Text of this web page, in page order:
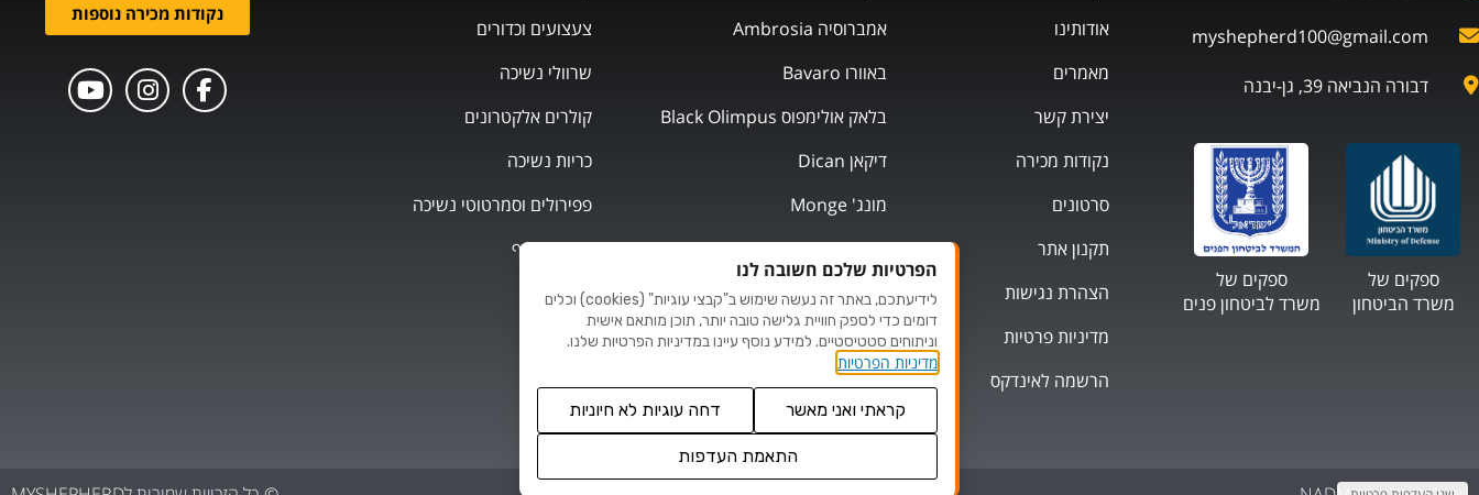
myshepherd100@gmail.com
דבורה הנביאה 39, גן-יבנה
ספקים של
משרד הביטחון
ספקים של
משרד לביטחון פנים
אודותינו
מאמרים
יצירת קשר
נקודות מכירה
סרטונים
תקנון אתר
הצהרת נגישות
מדיניות פרטיות
הרשמה לאינדקס
אמברוסיה Ambrosia
באוורו Bavaro
בלאק אולימפוס Black Olimpus
דיקאן Dican
מונג' Monge
צעצועים וכדורים
שרוולי נשיכה
קולרים אלקטרונים
כריות נשיכה
פפירולים וסמרטוטי נשיכה
מוצרי אילוף
נקודות מכירה נוספות
הפרטיות שלכם חשובה לנו
לידיעתכם, באתר זה נעשה שימוש ב"קבצי עוגיות" (cookies) וכלים
דומים כדי לספק חוויית גלישה טובה יותר, תוכן מותאם אישית
וניתוחים סטטיסטיים. למידע נוסף עיינו במדיניות הפרטיות שלנו.
מדיניות הפרטיות
קראתי ואני מאשר דחה עוגיות לא חיוניות
התאמת העדפות